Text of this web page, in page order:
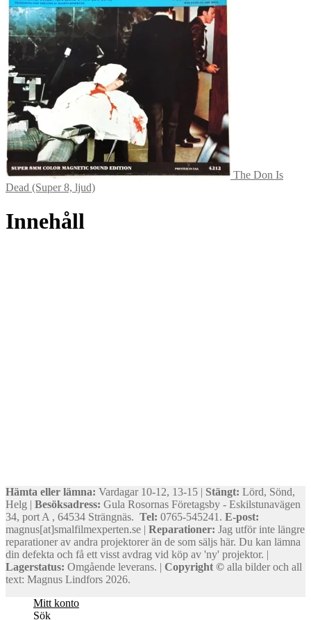
The Don Is
Dead (Super 8, ljud)
Innehåll
Hämta eller lämna: Vardagar 10-12, 13-15 | Stängt: Lörd, Sönd,
Helg | Besöksadress: Gula Rosornas Företagsby - Eskilstunavägen
34, port A , 64534 Strängnäs. Tel: 0765-545241. E-post:
magnus[at]smalfilmexperten.se | Reparationer: Jag utför inte längre
reparationer av andra projektorer än de som säljs här. Du kan lämna
din defekta och få ett visst avdrag vid köp av 'ny' projektor. |
Lagerstatus: Omgående leverans. | Copyright © alla bilder och all
text: Magnus Lindfors 2026.
Mitt konto
Sök